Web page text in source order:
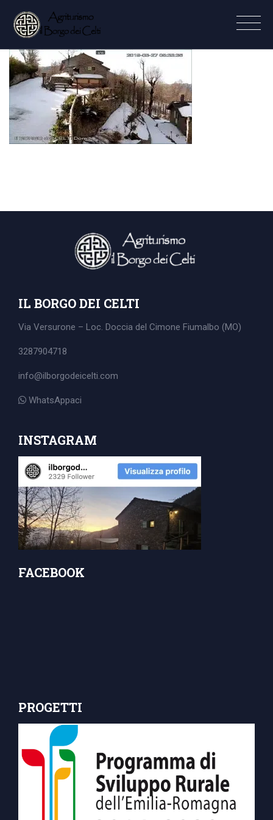
IL BORGO DEI CELTI
Via Versurone – Loc. Doccia del Cimone Fiumalbo (MO)
3287904718
info@ilborgodeicelti.com
WhatsAppaci
INSTAGRAM
FACEBOOK
PROGETTI
for: